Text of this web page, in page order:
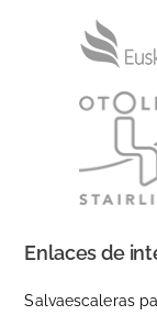
Enlaces de
Salvaescaleras